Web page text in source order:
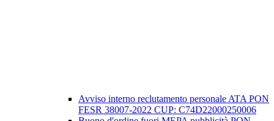
Avviso interno reclutamento personale ATA PON
FESR 38007-2022 CUP: C74D22000250006